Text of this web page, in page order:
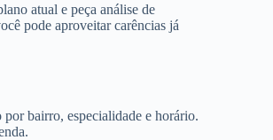
atual e peça análise de
pode aproveitar carências já
bairro, especialidade e horário.